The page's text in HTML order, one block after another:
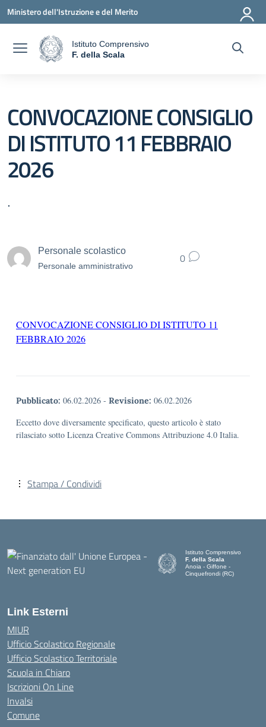
Vai ai contenuti
Vai al menu di navigazione
Vai al footer
Ministero dell'Istruzione e del Merito
Istituto Comprensivo
F. della Scala
CONVOCAZIONE CONSIGLIO
DI ISTITUTO 11 FEBBRAIO
2026
.
Personale scolastico
Personale amministrativo
0
CONVOCAZIONE CONSIGLIO DI ISTITUTO 11
FEBBRAIO 2026
Pubblicato: 06.02.2026 - Revisione: 06.02.2026
Eccetto dove diversamente specificato, questo articolo è stato
rilasciato sotto Licenza Creative Commons Attribuzione 4.0 Italia.
Stampa / Condividi
Istituto Comprensivo
F. della Scala
Anoia - Giffone -
Cinquefrondi (RC)
Link Esterni
MIUR
Ufficio Scolastico Regionale
Ufficio Scolastico Territoriale
Scuola in Chiaro
Iscrizioni On Line
Invalsi
Comune